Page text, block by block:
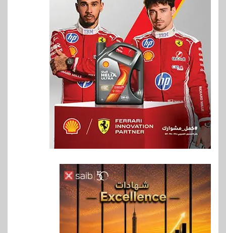
6
اقتصاد
ارتفاع أسعار النفط مع تصاعد
المخاوف بشأن مستقبل الملاحة
في مضيق هرمز